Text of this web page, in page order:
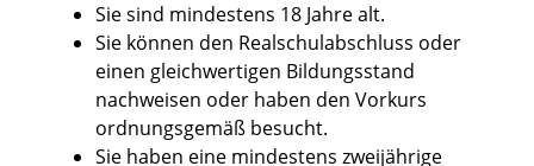
Sie sind mindestens 18 Jahre alt.
Sie können den Realschulabschluss oder
einen gleichwertigen Bildungsstand
nachweisen oder haben den Vorkurs
ordnungsgemäß besucht.
Sie haben eine mindestens zweijährige